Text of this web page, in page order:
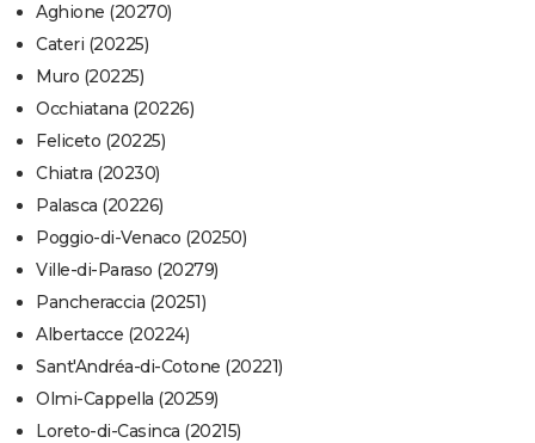
Aghione (20270)
Cateri (20225)
Muro (20225)
Occhiatana (20226)
Feliceto (20225)
Chiatra (20230)
Palasca (20226)
Poggio-di-Venaco (20250)
Ville-di-Paraso (20279)
Pancheraccia (20251)
Albertacce (20224)
Sant'Andréa-di-Cotone (20221)
Olmi-Cappella (20259)
Loreto-di-Casinca (20215)